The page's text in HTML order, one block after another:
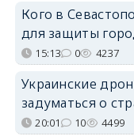
Кого в
для защиты
15:13 0 4237
Украинские
задуматься о
20:01 10 4499